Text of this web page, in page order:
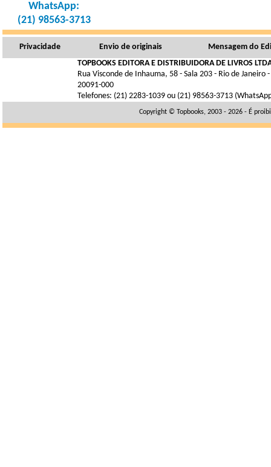
WhatsApp:
(21) 98563-3713
Privacidade Envio de originais
Mensagem do
TOPBOOKS EDITORA E DISTRIBUIDORA DE LIVROS
Rua Visconde de Inhauma, 58 - Sala 203 - Rio de Janeiro -
20091-000
Telefones: (21) 2283-1039 ou (21) 98563-3713
Copyright © Topbooks, 2003 - 2026 - É